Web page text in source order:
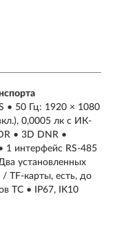
• 50 Гц: 1920 × 1080
0,0005 лк с ИК-
• 3D DNR •
1 интерфейс RS-485
установленных
TF-карты, есть, до
ТС • IP67, IK10